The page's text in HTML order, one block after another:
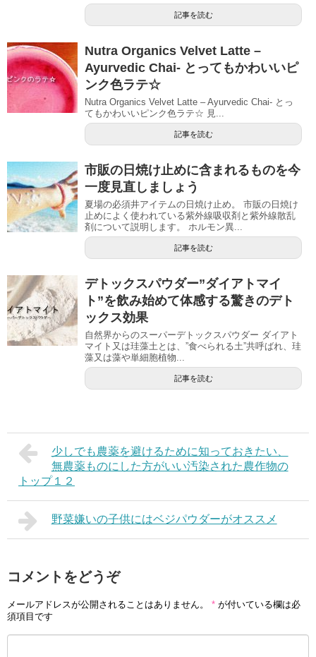
記事を読む
Nutra Organics Velvet Latte –
Ayurvedic Chai- とってもかわいいピ
ンク色ラテ☆
Nutra Organics Velvet Latte – Ayurvedic Chai- とっ
てもかわいいピンク色ラテ☆ 見...
記事を読む
市販の日焼け止めに含まれるものを今
一度見直しましょう
夏場の必須井アイテムの日焼け止め。 市販の日焼け
止めによく使われている紫外線吸収剤と紫外線散乱
剤について説明します。 ホルモン異...
記事を読む
デトックスパウダー”ダイアトマイ
ト”を飲み始めて体感する驚きのデト
ックス効果
自然界からのスーパーデトックスパウダー ダイアト
マイト又は珪藻土とは、”食べられる土”共呼ばれ、珪
藻又は藻や単細胞植物...
記事を読む
少しでも農薬を避けるために知っておきたい、
無農薬ものにした方がいい汚染された農作物の
トップ１２
野菜嫌いの子供にはベジパウダーがオススメ
コメントをどうぞ
メールアドレスが公開されることはありません。 * が付いている欄は必
須項目です